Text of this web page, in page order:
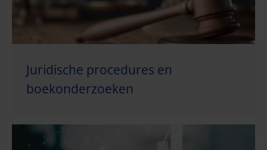
Juridische procedures en
boekonderzoeken